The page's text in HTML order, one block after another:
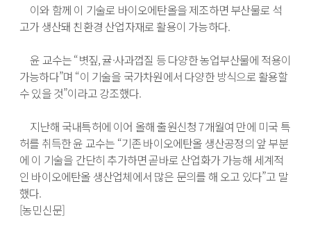
이와 함께 이 기술로 바이오에탄올을 제조하면 부산물로 석
고가 생산돼 친환경 산업자재로 활용이 가능하다.
윤 교수는 “볏짚, 귤·사과껍질 등 다양한 농업부산물에 적용이
가능하다”며 “이 기술을 국가차원에서 다양한 방식으로 활용할
수 있을 것”이라고 강조했다.
지난해 국내특허에 이어 올해 출원신청 7개월여 만에 미국 특
허를 취득한 윤 교수는 “기존 바이오에탄올 생산공정의 앞 부분
에 이 기술을 간단히 추가하면 곧바로 산업화가 가능해 세계적
인 바이오에탄올 생산업체에서 많은 문의를 해 오고 있다”고 말
했다.
[농민신문]